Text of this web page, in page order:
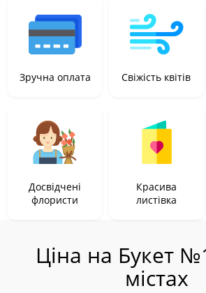
Зручна оплата Свіжість квітів
Досвідчені
флористи
Красива
листівка
Ціна на Букет
містах